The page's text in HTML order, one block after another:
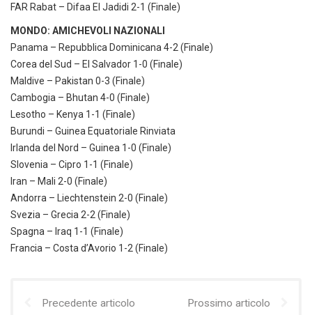
FAR Rabat – Difaa El Jadidi 2-1 (Finale)
MONDO: AMICHEVOLI NAZIONALI
Panama – Repubblica Dominicana 4-2 (Finale)
Corea del Sud – El Salvador 1-0 (Finale)
Maldive – Pakistan 0-3 (Finale)
Cambogia – Bhutan 4-0 (Finale)
Lesotho – Kenya 1-1 (Finale)
Burundi – Guinea Equatoriale Rinviata
Irlanda del Nord – Guinea 1-0 (Finale)
Slovenia – Cipro 1-1 (Finale)
Iran – Mali 2-0 (Finale)
Andorra – Liechtenstein 2-0 (Finale)
Svezia – Grecia 2-2 (Finale)
Spagna – Iraq 1-1 (Finale)
Francia – Costa d’Avorio 1-2 (Finale)
Precedente articolo Prossimo articolo